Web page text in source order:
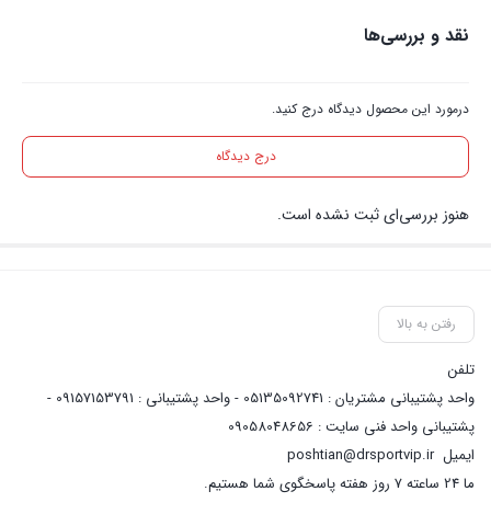
نقد و بررسی‌ها
درمورد این محصول دیدگاه درج کنید.
درج دیدگاه
هنوز بررسی‌ای ثبت نشده است.
رفتن به بالا
تلفن
واحد پشتیبانی مشتریان : 05135092741 - واحد پشتیبانی : 09157153791 -
پشتیبانی واحد فنی سایت : 09058048656
ایمیلposhtian@drsportvip.ir
ما 24 ساعته 7 روز هفته پاسخگوی شما هستیم.